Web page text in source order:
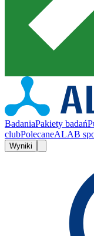
BadaniaPakiety badań
clubPolecaneALAB
Wyniki